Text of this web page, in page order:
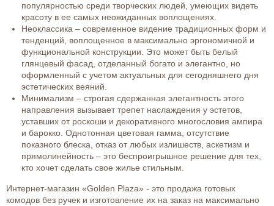
популярностью среди творческих людей, умеющих видеть
красоту в ее самых неожиданных воплощениях.
Неоклассика – современное видение традиционных форм и
тенденций, воплощенное в максимально эргономичной и
функциональной конструкции. Это может быть белый
глянцевый фасад, отделанный богато и элегантно, но
оформленный с учетом актуальных для сегодняшнего дня
эстетических веяний.
Минимализм – строгая сдержанная элегантность этого
направления вызывает трепет наслаждения у эстетов,
уставших от роскоши и декоративного многословия ампира
и барокко. Однотонная цветовая гамма, отсутствие
показного блеска, отказ от любых излишеств, аскетизм и
прямолинейность – это беспроигрышное решение для тех,
кто хочет сделать свое жилье стильным.
Интернет-магазин «Golden Plaza» - это продажа готовых
комодов без ручек и изготовление их на заказ на максимально